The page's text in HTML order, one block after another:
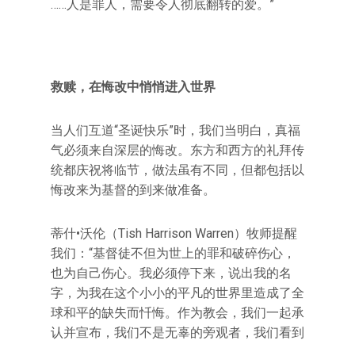
……人是罪人，需要令人彻底翻转的爱。”
救赎，在悔改中悄悄进入世界
当人们互道“圣诞快乐”时，我们当明白，真福
气必须来自深层的悔改。东方和西方的礼拜传
统都庆祝将临节，做法虽有不同，但都包括以
悔改来为基督的到来做准备。
蒂什•沃伦（Tish Harrison Warren）牧师提醒
我们：“基督徒不但为世上的罪和破碎伤心，
也为自己伤心。我必须停下来，说出我的名
字，为我在这个小小的平凡的世界里造成了全
球和平的缺失而忏悔。作为教会，我们一起承
认并宣布，我们不是无辜的旁观者，我们看到